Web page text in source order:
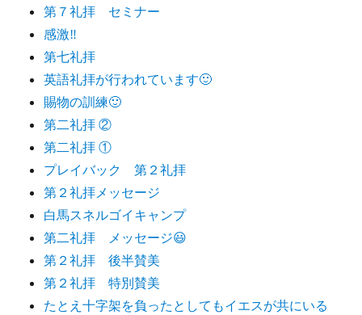
第７礼拝 セミナー
感激‼️
第七礼拝
英語礼拝が行われています🙂
賜物の訓練🙂
第二礼拝 ②
第二礼拝 ①
プレイバック 第２礼拝
第２礼拝メッセージ
白馬スネルゴイキャンプ
第二礼拝 メッセージ😃
第２礼拝 後半賛美
第２礼拝 特別賛美
たとえ十字架を負ったとしてもイエスが共にいる